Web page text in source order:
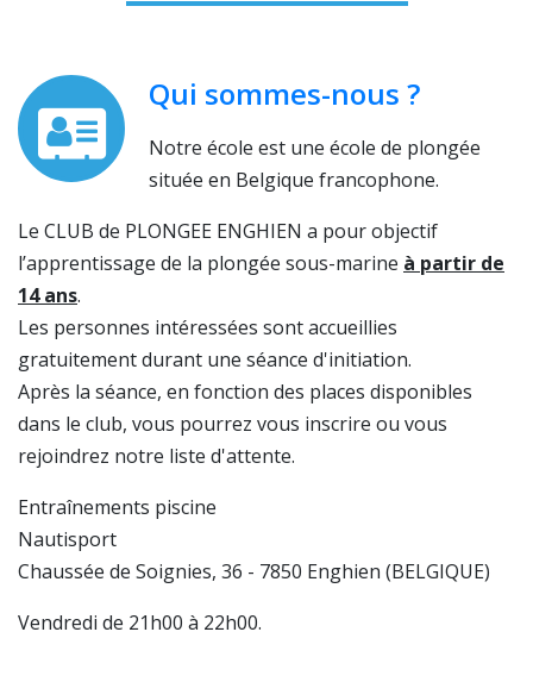
Qui sommes-nous ?
Notre école est une école de plongée
située en Belgique francophone.
Le CLUB de PLONGEE ENGHIEN a pour objectif
l’apprentissage de la plongée sous-marine à partir de
14 ans.
Les personnes intéressées sont accueillies
gratuitement durant une séance d'initiation.
Après la séance, en fonction des places disponibles
dans le club, vous pourrez vous inscrire ou vous
rejoindrez notre liste d'attente.
Entraînements piscine
Nautisport
Chaussée de Soignies, 36 - 7850 Enghien (BELGIQUE)
Vendredi de 21h00 à 22h00.